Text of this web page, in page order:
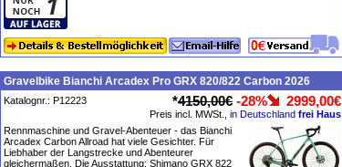
Gravelbike Bianchi Arcadex Pro GRX 820/822 Carbon 2026
Katalognr.: P12223 *4150,00€ -28% 2999,00€
Preis incl. MWSt., in Deutschland frei Haus
Rennmaschine und Gravel-Abenteuer - das Bianchi
Arcadex Carbon Allroad hat viele Gesichter. Für
Liebhaber der Langstrecke und Abenteurer
gleichermaßen. Die Ausstattung: Shimano GRX 822